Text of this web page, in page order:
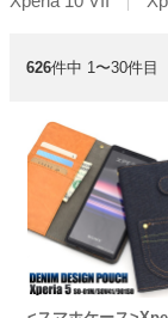
626件中 1〜30件目